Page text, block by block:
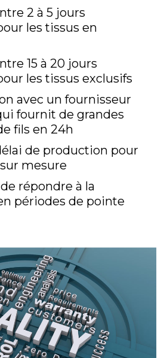
2 à 5 jours
les tissus en
15 à 20 jours
les tissus exclusifs
avec un fournisseur
fournit de grandes
fils en 24h
de production pour
mesure
répondre à la
périodes de pointe